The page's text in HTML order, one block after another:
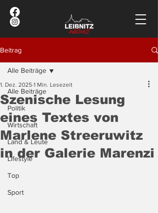
Beitrag
Alle Beiträge
Politik
Wirtschaft
Land & Leute
Lifestyle
Top
Sport
Alle Beiträge
Szenische Lesung
eines Textes von
Marlene Streeruwitz
in der Galerie Marenzi
1. Dez. 2025 1 Min. Lesezeit